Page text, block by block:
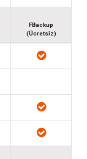
FBackup
(Ücretsiz)